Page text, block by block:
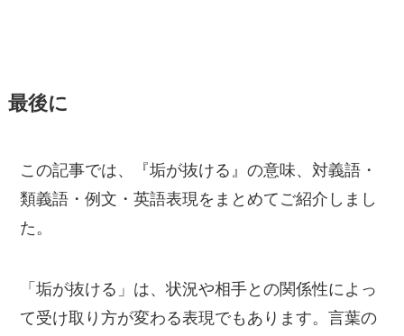
最後に
この記事では、『垢が抜ける』の意味、対義語・
類義語・例文・英語表現をまとめてご紹介しまし
た。
「垢が抜ける」は、状況や相手との関係性によっ
て受け取り方が変わる表現でもあります。言葉の